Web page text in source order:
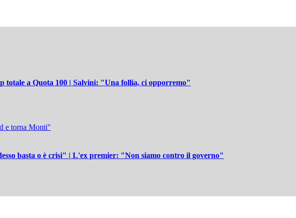
totale a Quota 100 | Salvini: "Una follia, ci opporremo"
basta o è crisi" | L'ex premier: "Non siamo contro il governo"